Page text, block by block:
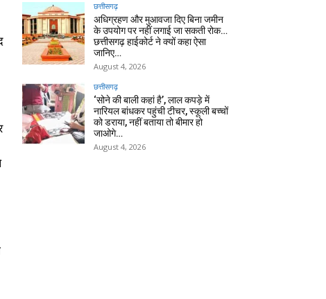
छत्तीसगढ़
अधिग्रहण और मुआवजा दिए बिना जमीन
के उपयोग पर नहीं लगाई जा सकती रोक…
छत्तीसगढ़ हाईकोर्ट ने क्यों कहा ऐसा
जानिए…
August 4, 2026
छत्तीसगढ़
‘सोने की बाली कहां है’, लाल कपड़े में
नारियल बांधकर पहुंची टीचर, स्कूली बच्चों
को डराया, नहीं बताया तो बीमार हो
जाओगे…
August 4, 2026